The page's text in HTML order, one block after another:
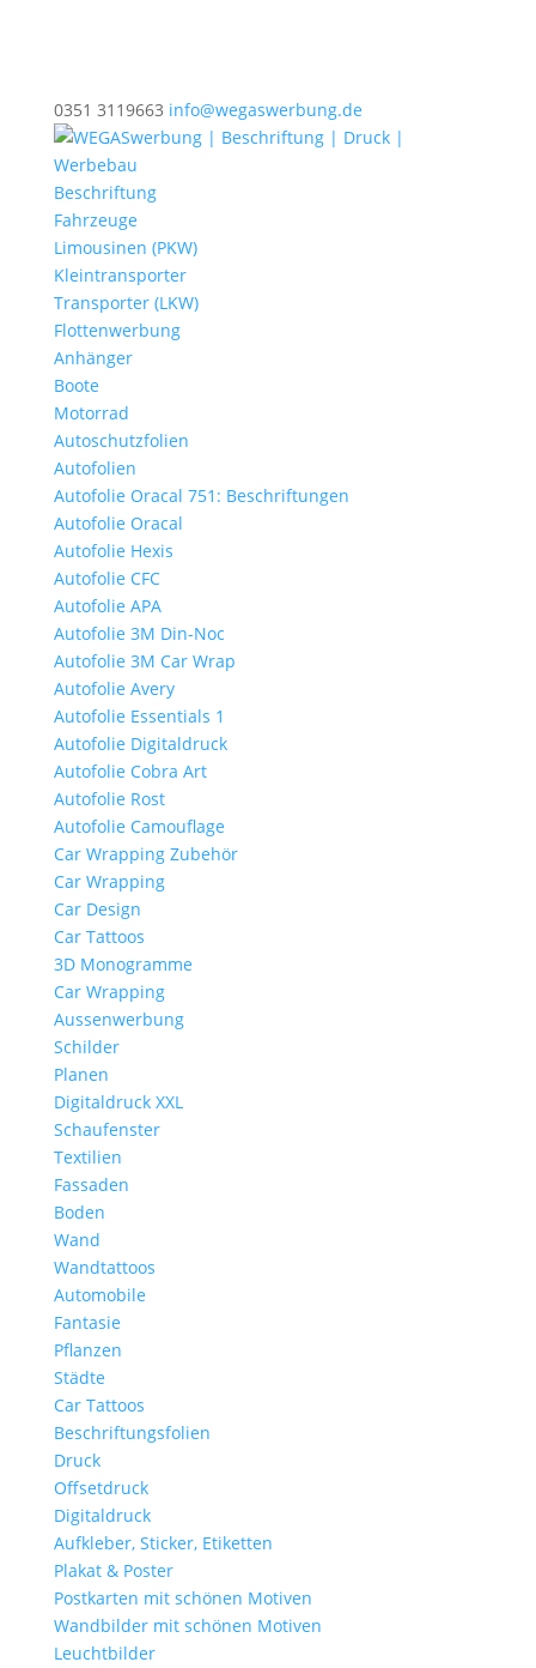
0351 3119663 info@wegaswerbung.de
Beschriftung
Fahrzeuge
Limousinen (PKW)
Kleintransporter
Transporter (LKW)
Flottenwerbung
Anhänger
Boote
Motorrad
Autoschutzfolien
Autofolien
Autofolie Oracal 751: Beschriftungen
Autofolie Oracal
Autofolie Hexis
Autofolie CFC
Autofolie APA
Autofolie 3M Din-Noc
Autofolie 3M Car Wrap
Autofolie Avery
Autofolie Essentials 1
Autofolie Digitaldruck
Autofolie Cobra Art
Autofolie Rost
Autofolie Camouflage
Car Wrapping Zubehör
Car Wrapping
Car Design
Car Tattoos
3D Monogramme
Car Wrapping
Aussenwerbung
Schilder
Planen
Digitaldruck XXL
Schaufenster
Textilien
Fassaden
Boden
Wand
Wandtattoos
Automobile
Fantasie
Pflanzen
Städte
Car Tattoos
Beschriftungsfolien
Druck
Offsetdruck
Digitaldruck
Aufkleber, Sticker, Etiketten
Plakat & Poster
Postkarten mit schönen Motiven
Wandbilder mit schönen Motiven
Leuchtbilder